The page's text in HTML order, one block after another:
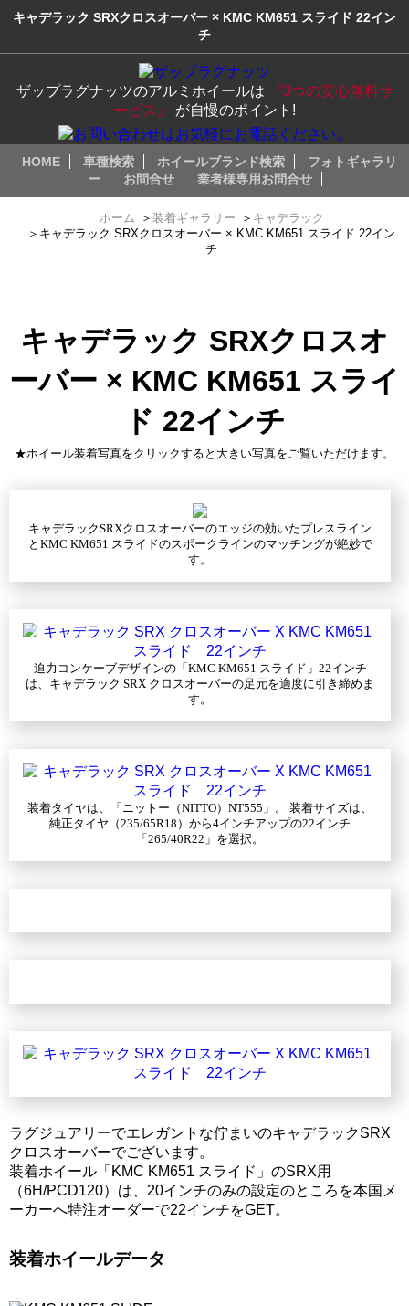
キャデラック SRXクロスオーバー × KMC KM651 スライド 22イン
チ
ザップラグナッツのアルミホイールは
『3つの安心無料サ
ービス』 が自慢のポイント!
HOME 車種検索 ホイールブランド検索
フォトギャラリ
ー
お問合せ 業者様専用お問合せ
ホーム ＞ 装着ギャラリー ＞ キャデラック
＞ キャデラック SRXクロスオーバー × KMC KM651 スライド 22イン
チ
キャデラック SRXクロスオ
ーバー × KMC KM651 スライ
ド 22インチ
★ホイール装着写真をクリックすると大きい写真をご覧いただけます。
キャデラックSRXクロスオーバーのエッジの効いたプレスライン
とKMC KM651 スライドのスポークラインのマッチングが絶妙で
す。
迫力コンケーブデザインの「KMC KM651 スライド」22インチ
は、キャデラック SRX クロスオーバーの足元を適度に引き締めま
す。
装着タイヤは、「ニットー（NITTO）NT555」。 装着サイズは、
純正タイヤ（235/65R18）から4インチアップの22インチ
「265/40R22」を選択。
ラグジュアリーでエレガントな佇まいのキャデラックSRX
クロスオーバーでございます。
装着ホイール「KMC KM651 スライド」のSRX用
（6H/PCD120）は、20インチのみの設定のところを本国メ
ーカーへ特注オーダーで22インチをGET。
装着ホイールデータ